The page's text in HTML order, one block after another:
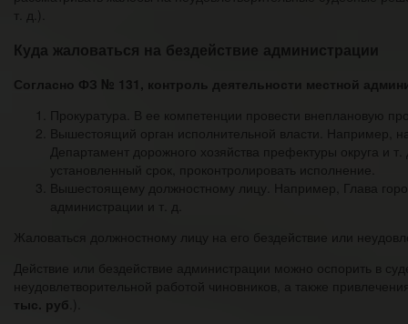
т. д.).
Куда жаловаться на бездействие администрации
Согласно ФЗ № 131, контроль деятельности местной
Прокуратура. В ее компетенции провести внеплановую
Вышестоящий орган исполнительной власти. Например,
Департамент дорожного хозяйства префектуры округа и
установленный срок, проконтролировать исполнение.
Вышестоящему должностному лицу. Например, Глава
администрации и т. д.
Жаловаться должностному лицу на его бездействие или
Действие или бездействие администрации можно оспорить в
неудовлетворительной работой чиновников, а также
тыс. руб .).